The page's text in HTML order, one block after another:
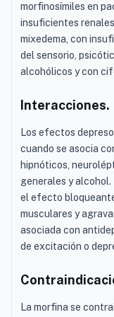
morfinosímiles en
insuficientes
mixedema, con
del sensorio,
alcohólicos y con
Interacciones.
Los efectos
cuando se asocia
hipnóticos,
generales y
el efecto
musculares y
asociada con
de excitación o
La morfina se